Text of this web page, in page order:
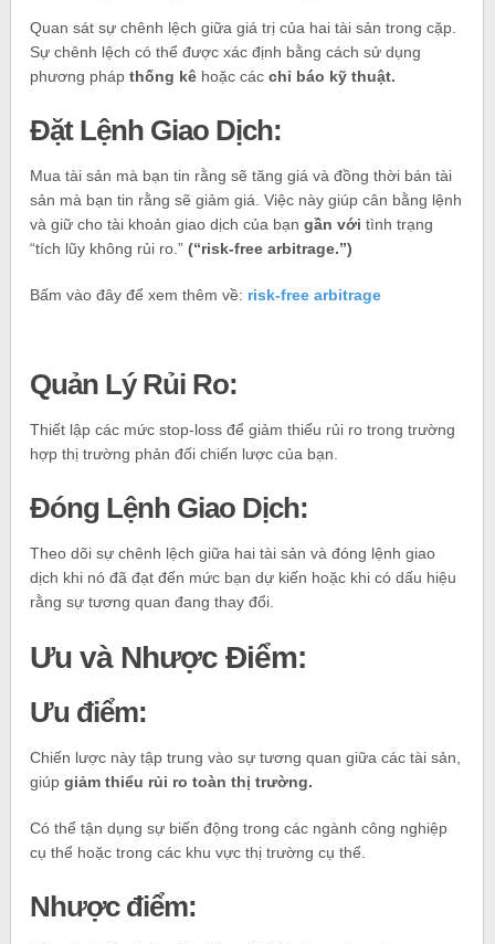
Quan sát sự chênh lệch giữa giá trị của hai tài sản trong cặp.
Sự chênh lệch có thể được xác định bằng cách sử dụng
phương pháp thống kê hoặc cácchỉ báo kỹ thuật.
Đặt Lệnh Giao Dịch:
Mua tài sản mà bạn tin rằng sẽ tăng giá và đồng thời bán tài
sản mà bạn tin rằng sẽ giảm giá. Việc này giúp cân bằng lệnh
và giữ cho tài khoản giao dịch của bạngần với tình trạng
“tích lũy không rủi ro.”(“risk-free arbitrage.”)
Bấm vào đây để xem thêm về: risk-free arbitrage
Quản Lý Rủi Ro:
Thiết lập các mức stop-loss để giảm thiểu rủi ro trong trường
hợp thị trường phản đối chiến lược của bạn.
Đóng Lệnh Giao Dịch:
Theo dõi sự chênh lệch giữa hai tài sản và đóng lệnh giao
dịch khi nó đã đạt đến mức bạn dự kiến hoặc khi có dấu hiệu
rằng sự tương quan đang thay đổi.
Ưu và Nhược Điểm:
Ưu điểm:
Chiến lược này tập trung vào sự tương quan giữa các tài sản,
giúpgiảm thiểu rủi ro toàn thị trường.
Có thể tận dụng sự biến động trong các ngành công nghiệp
cụ thể hoặc trong các khu vực thị trường cụ thể.
Nhược điểm: